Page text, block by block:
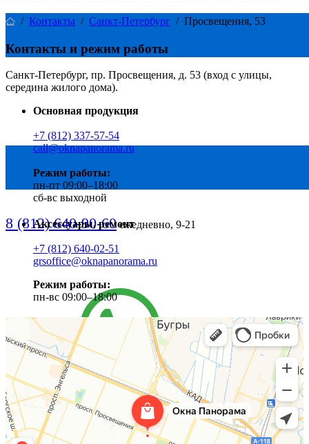
8 (812) 640-90-60 ежедневно, 9-21
Написать в Вотсап
/ Контакты / Санкт-Петербург / Просвещения, 53
Контакты и режим работы
Санкт-Петербург, пр. Просвещения, д. 53 (вход с улицы,
середина жилого дома).
Основная продукция
+7 (812) 337-57-54
call@oknapanorama.ru
Режим работы:
пн-пт 09:00–18:00
сб-вс выходной
Аксессуары, ремонт
+7 (812) 640-02-51
grsoffice@oknapanorama.ru
Режим работы:
пн-вс 09:00–18:00